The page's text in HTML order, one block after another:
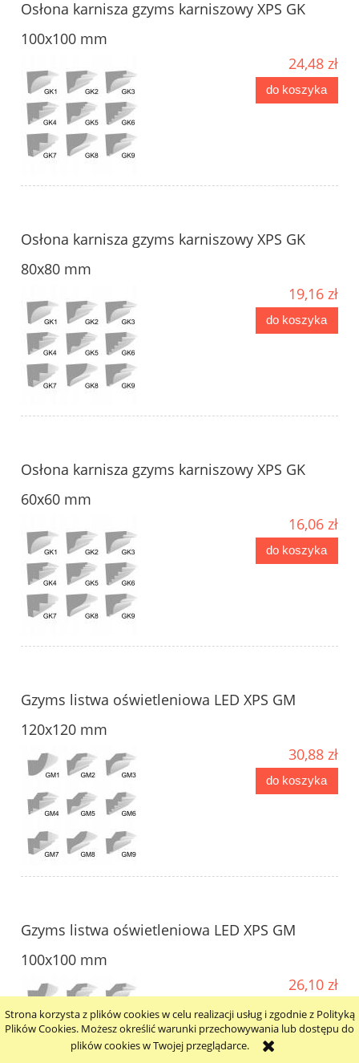
Strona korzysta z plików cookies w celu realizacji usług i zgodnie z Polityką
Plików Cookies. Możesz określić warunki przechowywania lub dostępu do
plików cookies w Twojej przeglądarce.
Osłona karnisza gzyms karniszowy XPS GK
100x100 mm
24,48 zł
do koszyka
Osłona karnisza gzyms karniszowy XPS GK
80x80 mm
19,16 zł
do koszyka
Osłona karnisza gzyms karniszowy XPS GK
60x60 mm
16,06 zł
do koszyka
Gzyms listwa oświetleniowa LED XPS GM
120x120 mm
30,88 zł
do koszyka
Gzyms listwa oświetleniowa LED XPS GM
100x100 mm
26,10 zł
do koszyka